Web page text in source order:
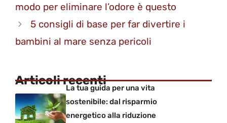
modo per eliminare l’odore è questo
5 consigli di base per far divertire i
bambini al mare senza pericoli
Articoli recenti
La tua guida per una vita
sostenibile: dal risparmio
energetico alla riduzione